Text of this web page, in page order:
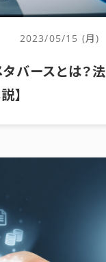
2023/05/15 (月)
バースとは？法
】